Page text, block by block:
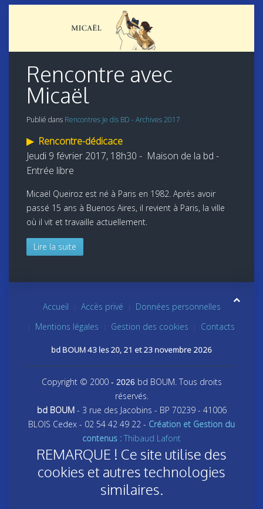
Rencontre avec
Micaël
Publié dans Rencontres Je dis BD - Archives 2017
▶ Rencontre-dédicace
Jeudi 9 février 2017, 18h30 - Maison de la bd -
Entrée libre
Micaël Queiroz est né à Paris en 1982. Après avoir
passé 15 ans à Buenos Aires, il revient à Paris, la ville
où il vit et travaille actuellement.
Lire la suite
Accueil Accès privé
Données personnelles
Mentions légales
Gestion des cookies Contacts
bd BOUM 43 les 20, 21 et 23 novembre 2026
Copyright © 2000- 2026 bd BOUM. Tous droits
réservés.
bd BOUM- 3 rue des Jacobins - BP 70239 - 41006
BLOIS Cedex - 02 54 42 49 22 - Création et Gestion du
contenus : Thibaud Lafont
REMARQUE ! Ce site utilise des
cookies et autres technologies
similaires.